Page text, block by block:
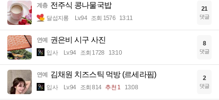
계층 전주식 콩나물국밥
달섭지롱 Lv.94 조회 1576 13:11
21
댓글
연예 권은비 시구 사진
입사 Lv.94 조회 1728 13:10
8
댓글
연예 김채원 치즈스틱 먹방 (르세라핌)
입사 Lv.94 조회 814 추천 1 13:08
2
댓글